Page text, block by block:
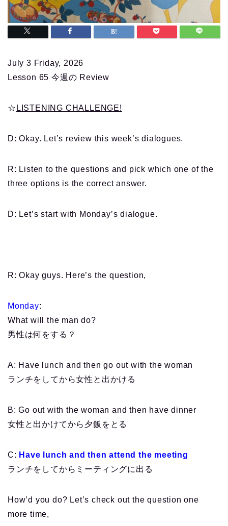
July 3 Friday, 2026
Lesson 65 今週の Review
☆ LISTENING CHALLENGE!
D: Okay. Let’s review this week’s dialogues.
R: Listen to the questions and pick which one of the
three options is the correct answer.
D: Let’s start with Monday’s dialogue.
R: Okay guys. Here’s the question,
Monday:
What will the man do?
男性は何をする？
A: Have lunch and then go out with the woman
ランチをしてから女性と出かける
B: Go out with the woman and then have dinner
女性と出かけてから夕飯をとる
C: Have lunch and then attend the meeting
ランチをしてからミーティングに出る
How’d you do? Let’s check out the question one
more time,